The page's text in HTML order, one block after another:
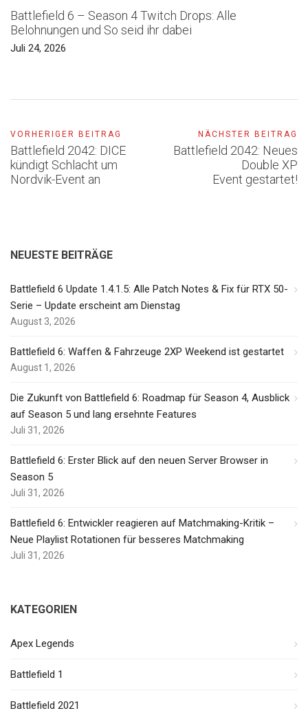
Battlefield 6 – Season 4 Twitch Drops: Alle
Belohnungen und So seid ihr dabei
Juli 24, 2026
VORHERIGER BEITRAG
Battlefield 2042: DICE
kündigt Schlacht um
Nordvik-Event an
NÄCHSTER BEITRAG
Battlefield 2042: Neues
Double XP
Event gestartet!
NEUESTE BEITRÄGE
Battlefield 6 Update 1.4.1.5: Alle Patch Notes & Fix für RTX 50-
Serie – Update erscheint am Dienstag
August 3, 2026
Battlefield 6: Waffen & Fahrzeuge 2XP Weekend ist gestartet
August 1, 2026
Die Zukunft von Battlefield 6: Roadmap für Season 4, Ausblick
auf Season 5 und lang ersehnte Features
Juli 31, 2026
Battlefield 6: Erster Blick auf den neuen Server Browser in
Season 5
Juli 31, 2026
Battlefield 6: Entwickler reagieren auf Matchmaking-Kritik –
Neue Playlist Rotationen für besseres Matchmaking
Juli 31, 2026
KATEGORIEN
Apex Legends
Battlefield 1
Battlefield 2021